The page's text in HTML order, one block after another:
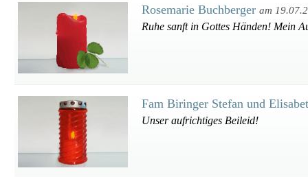
Rosemarie Buchberger am
Ruhe sanft in Gottes Händen! Mein
Fam Biringer Stefan und
Unser aufrichtiges Beileid!